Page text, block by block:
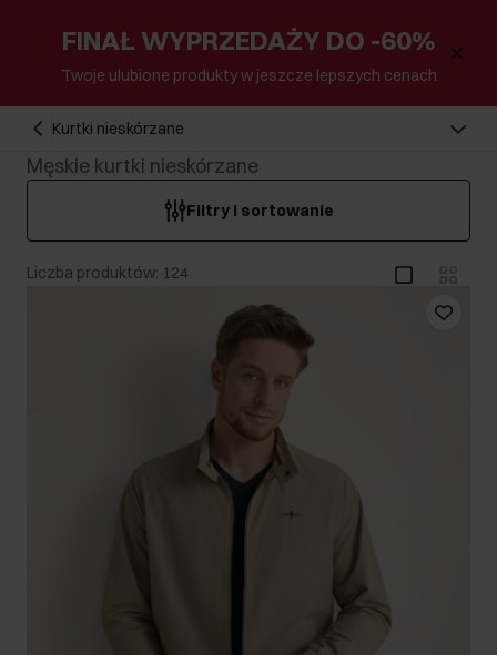
FINAŁ WYPRZEDAŻY DO -60%
Twoje ulubione produkty w jeszcze lepszych cenach
Kurtki nieskórzane
Męskie kurtki nieskórzane
Filtry i sortowanie
Liczba produktów: 124